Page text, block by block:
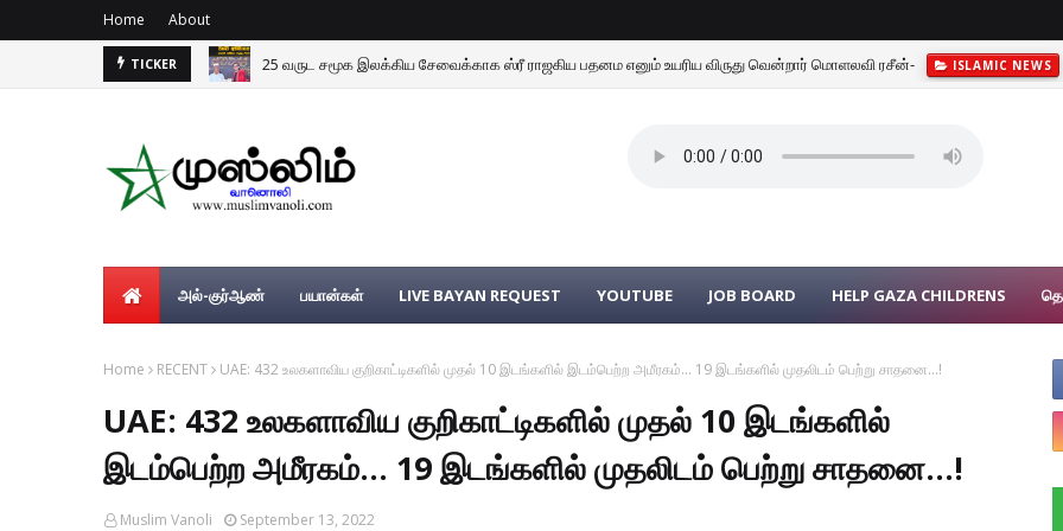
Home About
TICKER 25 வருட சமூக இலக்கிய சேவைக்காக ஸ்ரீ ராஜகிய பதனம எனும் உயரிய விருது வென்றார் மொளலவி ரசீன்- ISLAMIC NEWS
அல்-குர்ஆண் பயான்கள் LIVE BAYAN REQUEST YOUTUBE JOB BOARD HELP GAZA CHILDRENS
Home RECENT UAE: 432 உலகளாவிய குறிகாட்டிகளில்‌ முதல்‌ 10 இடங்களில்‌ இடம்பெற்ற அமீரகம்‌... 19 இடங்களில்‌ முதலிடம்‌ பெற்று சாதனை...!
UAE: 432 உலகளாவிய குறிகாட்டிகளில்‌ முதல்‌ 10 இடங்களில்‌
இடம்பெற்ற அமீரகம்‌... 19 இடங்களில்‌ முதலிடம்‌ பெற்று சாதனை...!
Muslim Vanoli September 13, 2022